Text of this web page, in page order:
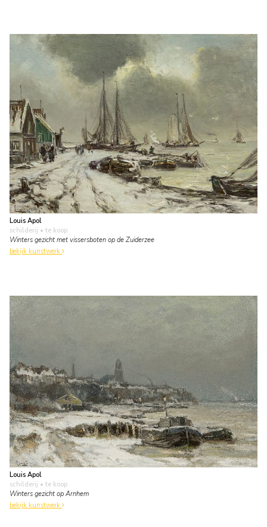
Louis Apol
schilderij • te koop
Winters gezicht met vissersboten op de Zuiderzee
bekijk kunstwerk
Louis Apol
schilderij • te koop
Winters gezicht op Arnhem
bekijk kunstwerk